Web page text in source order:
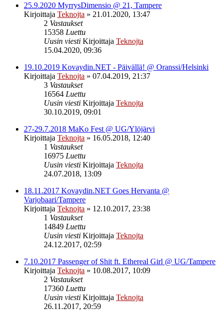
25.9.2020 MyrrysDimensio @ 21, Tampere
Kirjoittaja Teknojta » 21.01.2020, 13:47
2 Vastaukset
15358 Luettu
Uusin viesti Kirjoittaja Teknojta
15.04.2020, 09:36
19.10.2019 Kovaydin.NET - Päivällä! @ Oranssi/Helsinki
Kirjoittaja Teknojta » 07.04.2019, 21:37
3 Vastaukset
16564 Luettu
Uusin viesti Kirjoittaja Teknojta
30.10.2019, 09:01
27-29.7.2018 MaKo Fest @ UG/Ylöjärvi
Kirjoittaja Teknojta » 16.05.2018, 12:40
1 Vastaukset
16975 Luettu
Uusin viesti Kirjoittaja Teknojta
24.07.2018, 13:09
18.11.2017 Kovaydin.NET Goes Hervanta @
Varjobaari/Tampere
Kirjoittaja Teknojta » 12.10.2017, 23:38
1 Vastaukset
14849 Luettu
Uusin viesti Kirjoittaja Teknojta
24.12.2017, 02:59
7.10.2017 Passenger of Shit ft. Ethereal Girl @ UG/Tampere
Kirjoittaja Teknojta » 10.08.2017, 10:09
2 Vastaukset
17360 Luettu
Uusin viesti Kirjoittaja Teknojta
26.11.2017, 20:59